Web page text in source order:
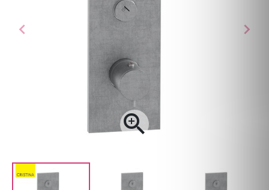
chevron_left

chevron_right